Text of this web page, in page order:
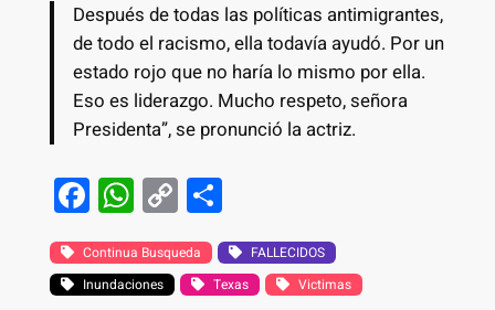
Después de todas las políticas antimigrantes,
de todo el racismo, ella todavía ayudó. Por un
estado rojo que no haría lo mismo por ella.
Eso es liderazgo. Mucho respeto, señora
Presidenta”, se pronunció la actriz.
F
a
c
W
h
at
C
o
p
S
h
ar
Continua Busqueda
FALLECIDOS
Inundaciones
Texas Victimas